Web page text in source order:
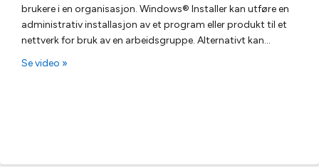
brukere i en organisasjon. Windows® Installer kan utføre en
administrativ installasjon av et program eller produkt til et
nettverk for bruk av en arbeidsgruppe. Alternativt kan…
Se video »